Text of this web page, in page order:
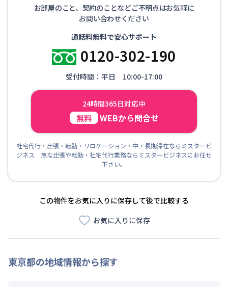
お部屋のこと、契約のことなどご不明点はお気軽に
お問い合わせください
通話料無料で安心サポート
0120-302-190
受付時間：平日 10:00-17:00
24時間365日対応中
無料 WEBから問合せ
社宅代行・出張・転勤・リロケーション・中・長期滞在ならミスタービ
ジネス 急な出張や転勤・社宅代行業務ならミスタービジネスにお任せ
下さい。
この物件をお気に入りに保存して後で比較する
お気に入りに保存
東京都の地域情報から探す